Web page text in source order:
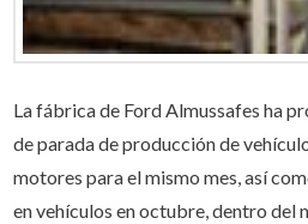
La fábrica de Ford Almussafes ha
de parada de producción de
motores para el mismo mes, así
en vehículos en octubre, dentro del